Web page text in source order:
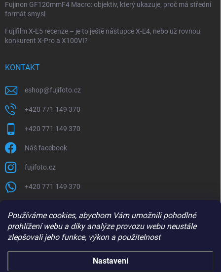
Používáme cookies, abychom Vám umožnili pohodlné
prohlížení webu a díky analýze provozu webu neustále
zlepšovali jeho funkce, výkon a použitelnost
Nastavení
Fujinon GF120mmF4 Macro: objektiv, který ukazuje, proč má střední
formát smysl
Fujifilm X-E5 recenze – je to ještě nástupce X-E4, nebo už rovnou
konkurent X-Pro a X100VI?
KONTAKT
eshop@fujifoto.cz
+420 771 149 370
+420 771 149 370
Náš facebook
fujifoto.cz
+420 771 149 370
PŘIJÍMÁME ONLINE PLATBY